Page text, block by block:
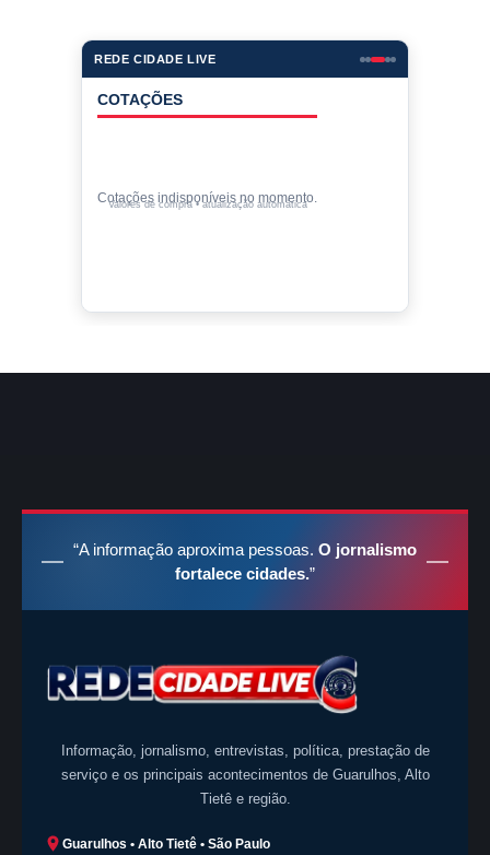
REDE CIDADE LIVE
COTAÇÕES
Cotações indisponíveis no momento.
Valores de compra • atualização automática
“A informação aproxima pessoas. O jornalismo
fortalece cidades.”
Informação, jornalismo, entrevistas, política, prestação de
serviço e os principais acontecimentos de Guarulhos, Alto
Tietê e região.
Guarulhos • Alto Tietê • São Paulo